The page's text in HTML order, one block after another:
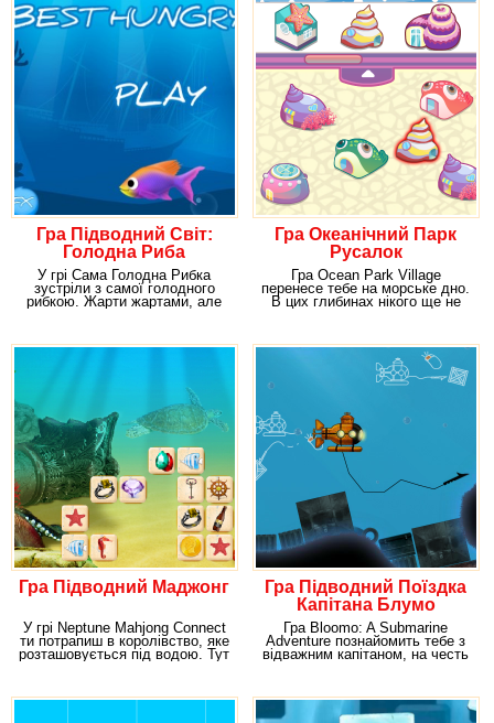
Гра Підводний Світ:
Голодна Риба
У грі Сама Голодна Рибка
зустріли з самої голодного
рибкою. Жарти жартами, але
Гра Океанічний Парк
Русалок
Гра Ocean Park Village
перенесе тебе на морське дно.
В цих глибинах нікого ще не
Гра Підводний Маджонг
У грі Neptune Mahjong Connect
ти потрапиш в королівство, яке
розташовується під водою. Тут
Гра Підводний Поїздка
Капітана Блумо
Гра Bloomo: A Submarine
Adventure познайомить тебе з
відважним капітаном, на честь